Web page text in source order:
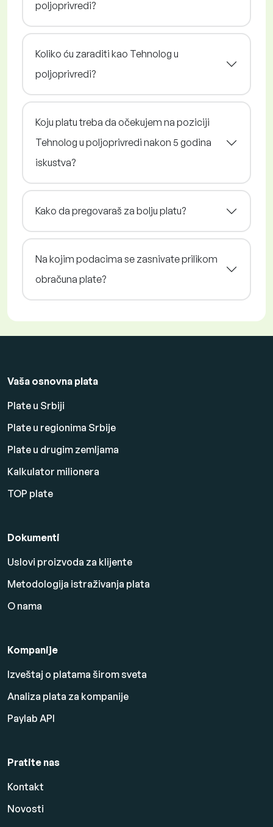
poljoprivredi?
Koliko ću zaraditi kao Tehnolog u
poljoprivredi?
Koju platu treba da očekujem na poziciji
Tehnolog u poljoprivredi nakon 5 godina
iskustva?
Kako da pregovaraš za bolju platu?
Na kojim podacima se zasnivate prilikom
obračuna plate?
Vaša osnovna plata
Plate u Srbiji
Plate u regionima Srbije
Plate u drugim zemljama
Kalkulator milionera
TOP plate
Dokumenti
Uslovi proizvoda za klijente
Metodologija istraživanja plata
O nama
Kompanije
Izveštaj o platama širom sveta
Analiza plata za kompanije
Paylab API
Pratite nas
Kontakt
Novosti